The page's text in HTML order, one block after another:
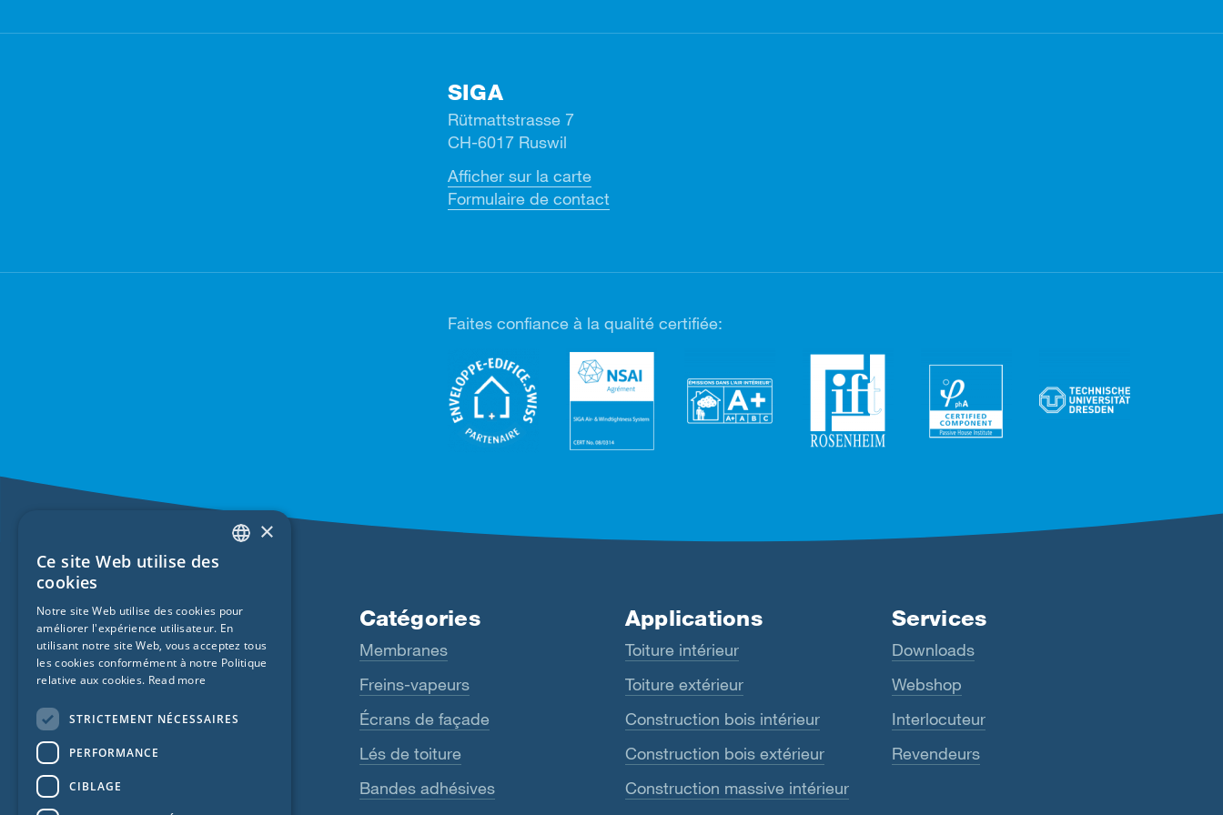
SIGA
Rütmattstrasse 7
CH-6017 Ruswil
Afficher sur la carte
Formulaire de contact
Faites confiance à la qualité certifiée:
Produits
Fentrim
Majrex
Majcoat
Wigluv
Sicrall
Catégories
Membranes
Freins-vapeurs
Écrans de façade
Lés de toiture
Bandes adhésives
Applications
Toiture intérieur
Toiture extérieur
Construction bois intérieur
Construction bois extérieur
Construction massive intérieur
Services
Downloads
Webshop
Interlocuteur
Revendeurs
ENGLISH
FRENCH
CZECH
LATVIAN
×
Ce site Web utilise des
cookies
Notre site Web utilise des cookies pour
améliorer l'expérience utilisateur. En
utilisant notre site Web, vous acceptez tous
les cookies conformément à notre Politique
relative aux cookies. Read more
STRICTEMENT NÉCESSAIRES
PERFORMANCE
CIBLAGE